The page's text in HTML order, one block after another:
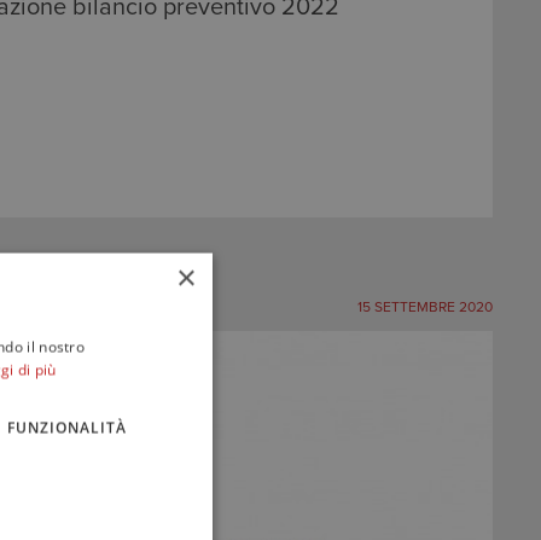
bilancio preventivo 2022
15 SETTEMBRE 2020
×
il nostro
di più
FUNZIONALITÀ